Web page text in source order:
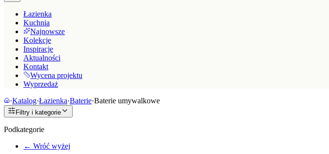
Łazienka
Kuchnia
Najnowsze
Kolekcje
Inspiracje
Aktualności
Kontakt
Wycena projektu
Wyprzedaż
·Katalog·Łazienka·Baterie·Baterie umywalkowe
Filtry i kategorie
Podkategorie
← Wróć wyżej